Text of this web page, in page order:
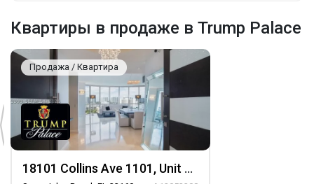
Квартиры в продаже в Trump Palace
Продажа / Квартира
18101 Collins Ave 1101, Unit 1101